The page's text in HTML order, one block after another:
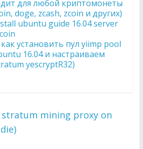
для любой криптомонеты
doge, zcash, zcoin и других)
ubuntu guide 16.04 server
установить пул yiimp pool
16.04 и настраиваем
yescryptR32)
mining proxy on